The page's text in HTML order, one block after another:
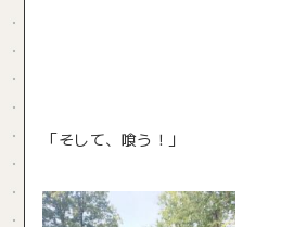
「そして、喰う！」